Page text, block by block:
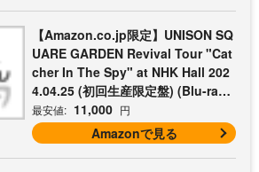
【Amazon.co.jp限定】UNISON SQ
UARE GARDEN Revival Tour "Cat
cher In The Spy" at NHK Hall 202
4.04.25 (初回生産限定盤) (Blu-ray)
- UNISON SQUARE GARDEN (コッ
トン巾着付)
最安値: 11,000 円
Amazonで見る